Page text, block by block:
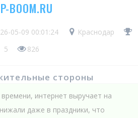
BOOM.RU
05-09 00:01:24
Краснодар
5
826
стороны
интернет выручает на
даже в праздники, что